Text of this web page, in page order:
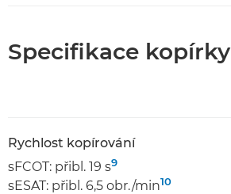
Specifikace kopírky
Rychlost kopírování
sFCOT: přibl. 19 s9
sESAT: přibl. 6,5 obr./min10